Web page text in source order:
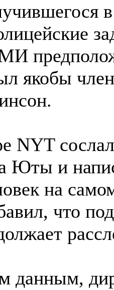
якобы
NYT
Юты и
на
что
данным,